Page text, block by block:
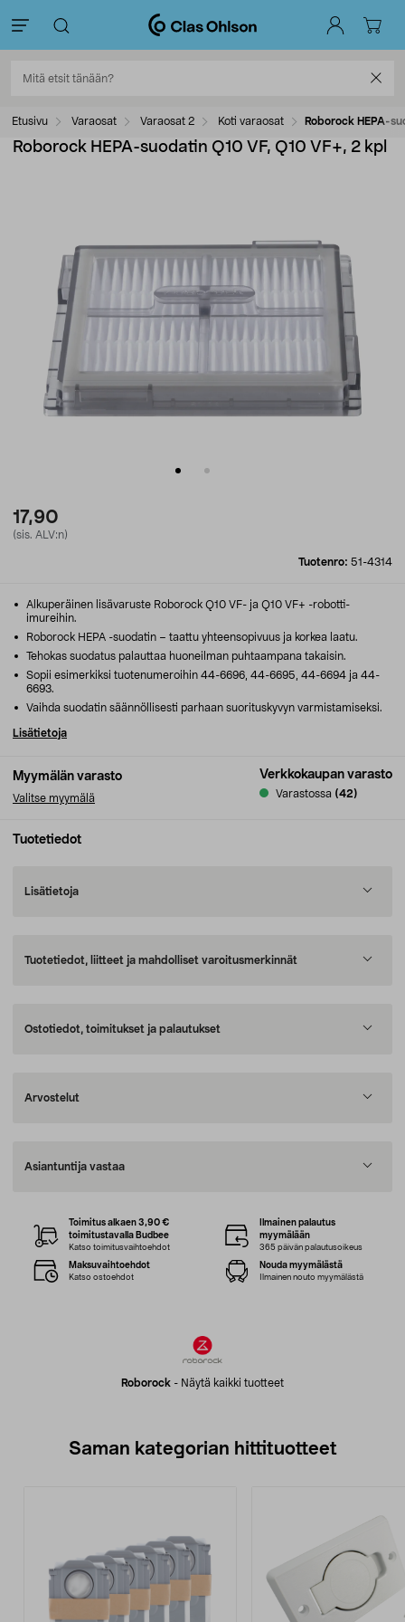
Etusivu Varaosat Varaosat 2 Koti varaosat Roborock HEPA-
Roborock HEPA-suodatin Q10 VF, Q10 VF+, 2 kpl
17,90
(sis. ALV:n)
Tuotenro: 51-4314
Myymälän varasto
Valitse myymälä
Verkkokaupan varasto
Varastossa (42)
Alkuperäinen lisävaruste Roborock Q10 VF- ja Q10 VF+ -robotti-
imureihin.
Roborock HEPA -suodatin – taattu yhteensopivuus ja korkea laatu.
Tehokas suodatus palauttaa huoneilman puhtaampana takaisin.
Sopii esimerkiksi tuotenumeroihin 44-6696, 44-6695, 44-6694 ja 44-
6693.
Vaihda suodatin säännöllisesti parhaan suorituskyvyn varmistamiseksi.
Lisätietoja
Tuotetiedot
Lisätietoja
Tuotetiedot, liitteet ja mahdolliset varoitusmerkinnät
Ostotiedot, toimitukset ja palautukset
Arvostelut
Asiantuntija vastaa
Roborock - Näytä kaikki tuotteet
Toimitus alkaen 3,90 €
toimitustavalla Budbee
Katso toimitusvaihtoehdot
Ilmainen palautus
myymälään
365 päivän palautusoikeus
Maksuvaihtoehdot
Katso ostoehdot
Nouda myymälästä
Ilmainen nouto myymälästä
Saman kategorian hittituotteet